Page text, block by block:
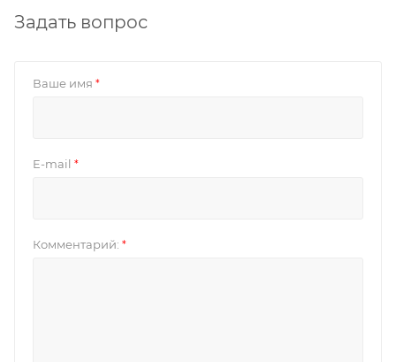
Задать вопрос
Ваше имя *
E-mail *
Комментарий: *